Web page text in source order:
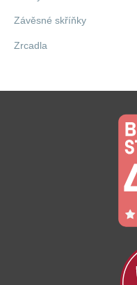
Závěsné skříňky
Zrcadla